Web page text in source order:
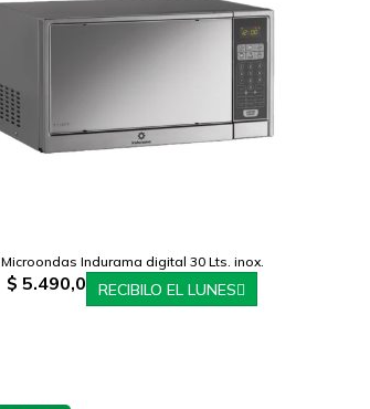
Microondas Indurama digital 30 Lts. inox.
$ 5.490,0 RECIBILO EL LUNES